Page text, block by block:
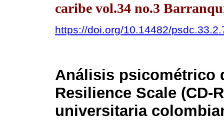
caribe vol.34 no.3
https://doi.org/10.14482/
Análisis psicométrico
Resilience Scale (CD-
universitaria